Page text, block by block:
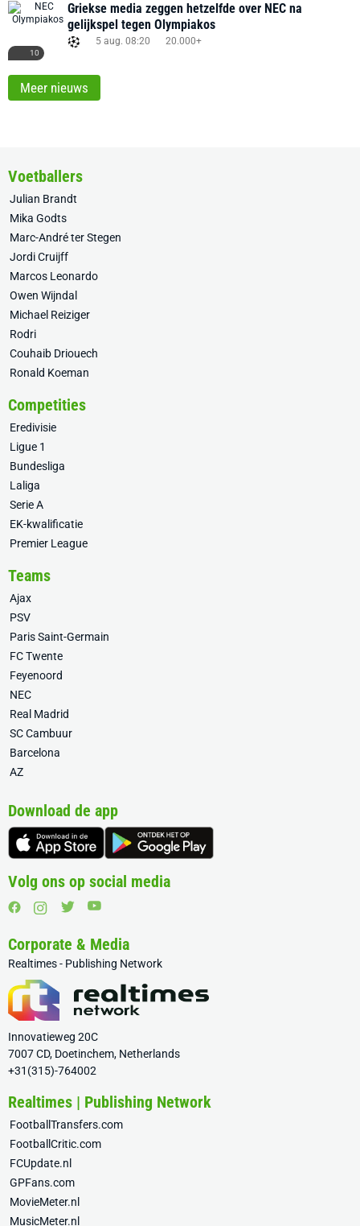
10
Griekse media zeggen hetzelfde over NEC na
gelijkspel tegen Olympiakos
5 aug. 08:20 20.000+
Meer nieuws
Voetballers
Julian Brandt
Mika Godts
Marc-André ter Stegen
Jordi Cruijff
Marcos Leonardo
Owen Wijndal
Michael Reiziger
Rodri
Couhaib Driouech
Ronald Koeman
Competities
Eredivisie
Ligue 1
Bundesliga
Laliga
Serie A
EK-kwalificatie
Premier League
Teams
Ajax
PSV
Paris Saint-Germain
FC Twente
Feyenoord
NEC
Real Madrid
SC Cambuur
Barcelona
AZ
Download de app
Volg ons op social media
Corporate & Media
Realtimes - Publishing Network
Innovatieweg 20C
7007 CD, Doetinchem, Netherlands
+31(315)-764002
Realtimes | Publishing Network
FootballTransfers.com
FootballCritic.com
FCUpdate.nl
GPFans.com
MovieMeter.nl
MusicMeter.nl